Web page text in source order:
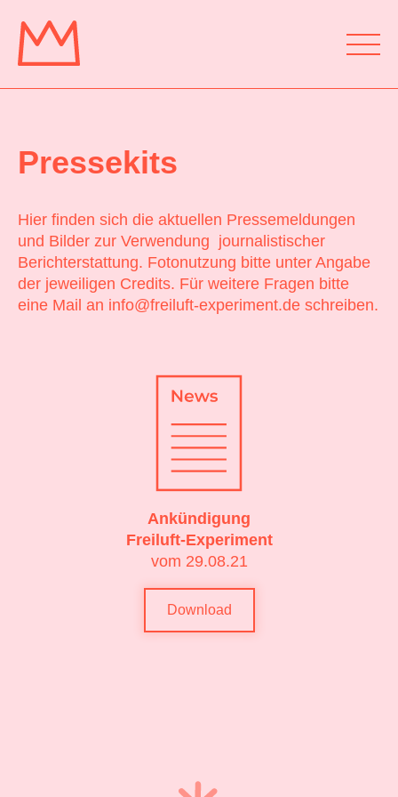
Pressekits
Hier finden sich die aktuellen Pressemeldungen
und Bilder zur Verwendung journalistischer
Berichterstattung. Fotonutzung bitte unter Angabe
der jeweiligen Credits. Für weitere Fragen bitte
eine Mail an info@freiluft-experiment.deschreiben.
Ankündigung
Freiluft-Experiment
vom 29.08.21
Download